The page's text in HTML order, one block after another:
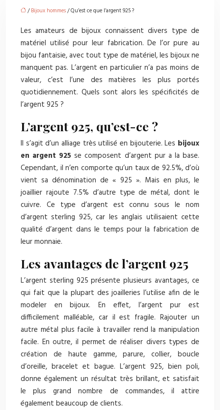
/Bijoux hommes/ Qu’est ce que l’argent 925 ?
Les amateurs de bijoux connaissent divers type de
matériel utilisé pour leur fabrication. De l’or pure au
bijou fantaisie, avec tout type de matériel, les bijoux ne
manquent pas. L’argent en particulier n’a pas moins de
valeur, c’est l’une des matières les plus portés
quotidiennement. Quels sont alors les spécificités de
l’argent 925 ?
L’argent 925, qu’est-ce ?
Il s’agit d’un alliage très utilisé en bijouterie. Les bijoux
en argent 925 se composent d’argent pur a la base.
Cependant, il n’en comporte qu’un taux de 92.5%, d’où
vient sa dénomination de « 925 ». Mais en plus, le
joaillier rajoute 7.5% d’autre type de métal, dont le
cuivre. Ce type d’argent est connu sous le nom
d’argent sterling 925, car les anglais utilisaient cette
qualité d’argent dans le temps pour la fabrication de
leur monnaie.
Les avantages de l’argent 925
L’argent sterling 925 présente plusieurs avantages, ce
qui fait que la plupart des joailleries l’utilise afin de le
modeler en bijoux. En effet, l’argent pur est
difficilement malléable, car il est fragile. Rajouter un
autre métal plus facile à travailler rend la manipulation
facile. En outre, il permet de réaliser divers types de
création de haute gamme, parure, collier, boucle
d’oreille, bracelet et bague. L’argent 925, bien poli,
donne également un résultat très brillant, et satisfait
le plus grand nombre de commandes, il attire
également beaucoup de clients.